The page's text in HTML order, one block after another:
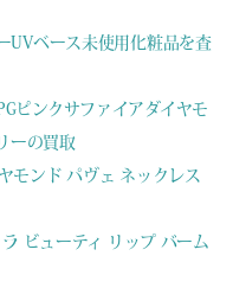
UVベース未使用化粧品を査
ピンクサファイアダイヤモ
ーの買取
モンド パヴェ ネックレス
ビューティ リップ バーム